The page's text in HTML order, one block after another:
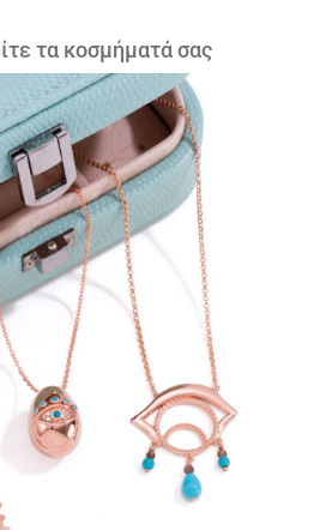
τα κοσμήματά σας